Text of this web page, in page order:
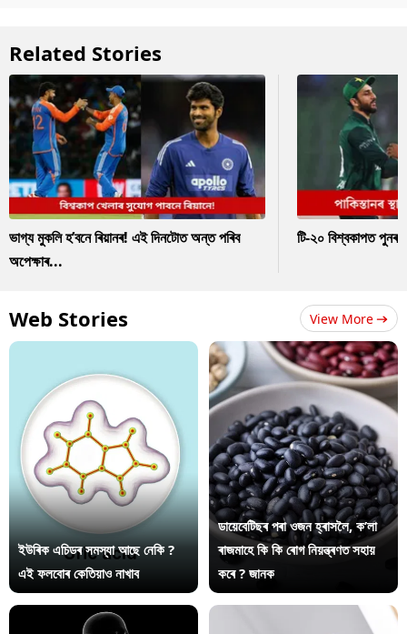
Related Stories
ভাগ্য মুকলি হ’বনে ৰিয়ানৰ! এই দিনটোত অন্ত পৰিব
অপেক্ষাৰ...
টি-২০ বিশ্বকাপত পুনৰ
Web Stories View More
ইউৰিক এচিডৰ সমস্যা আছে নেকি ?
এই ফলবোৰ কেতিয়াও নাখাব
ডায়েবেটিছৰ পৰা ওজন হ্ৰাসলৈ, ক’লা
ৰাজমাহে কি কি ৰোগ নিয়ন্ত্ৰণত সহায়
কৰে ? জানক